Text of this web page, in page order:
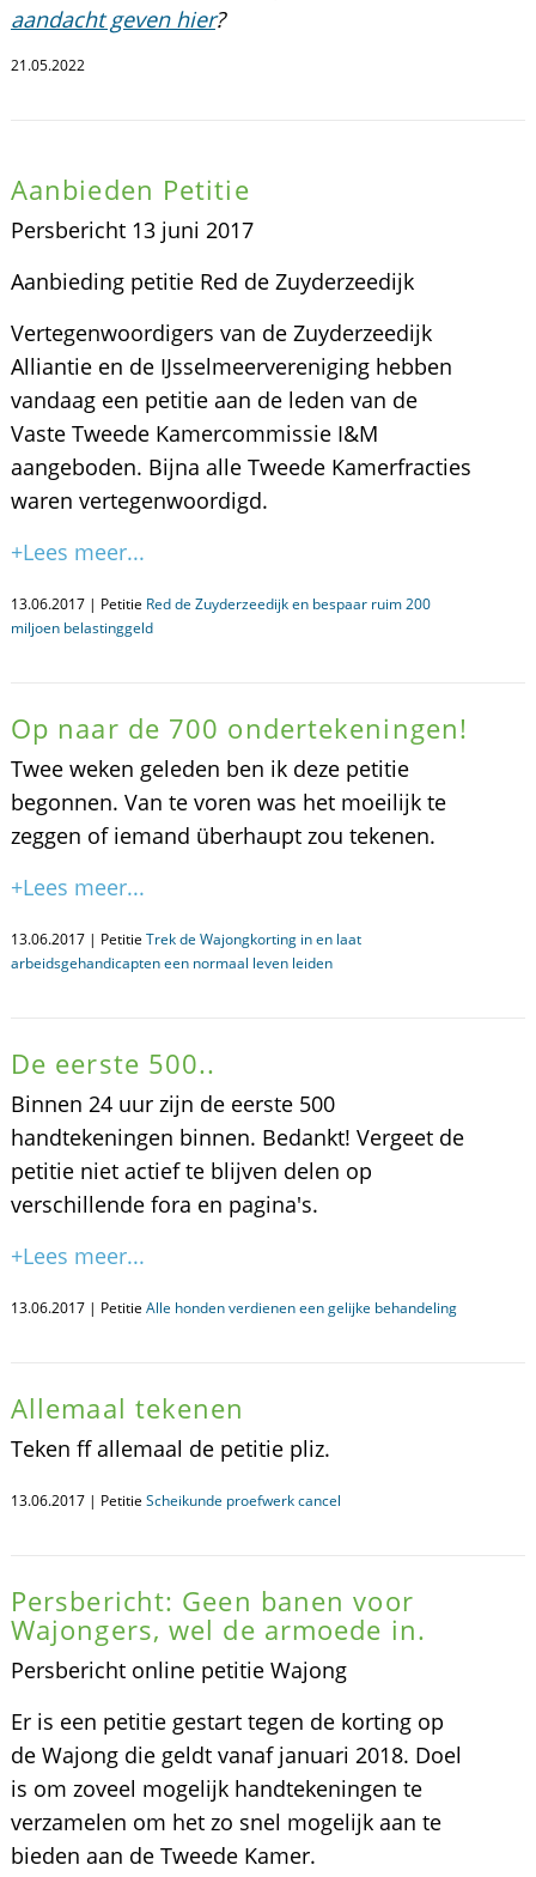
aandacht geven hier?
21.05.2022
Aanbieden Petitie
Persbericht 13 juni 2017
Aanbieding petitie Red de Zuyderzeedijk
Vertegenwoordigers van de Zuyderzeedijk
Alliantie en de IJsselmeervereniging hebben
vandaag een petitie aan de leden van de
Vaste Tweede Kamercommissie I&M
aangeboden. Bijna alle Tweede Kamerfracties
waren vertegenwoordigd.
+Lees meer...
13.06.2017 | Petitie Red de Zuyderzeedijk en bespaar ruim 200
miljoen belastinggeld
Op naar de 700 ondertekeningen!
Twee weken geleden ben ik deze petitie
begonnen. Van te voren was het moeilijk te
zeggen of iemand überhaupt zou tekenen.
+Lees meer...
13.06.2017 | Petitie Trek de Wajongkorting in en laat
arbeidsgehandicapten een normaal leven leiden
De eerste 500..
Binnen 24 uur zijn de eerste 500
handtekeningen binnen. Bedankt! Vergeet de
petitie niet actief te blijven delen op
verschillende fora en pagina's.
+Lees meer...
13.06.2017 | Petitie Alle honden verdienen een gelijke behandeling
Allemaal tekenen
Teken ff allemaal de petitie pliz.
13.06.2017 | Petitie Scheikunde proefwerk cancel
Persbericht: Geen banen voor
Wajongers, wel de armoede in.
Persbericht online petitie Wajong
Er is een petitie gestart tegen de korting op
de Wajong die geldt vanaf januari 2018. Doel
is om zoveel mogelijk handtekeningen te
verzamelen om het zo snel mogelijk aan te
bieden aan de Tweede Kamer.